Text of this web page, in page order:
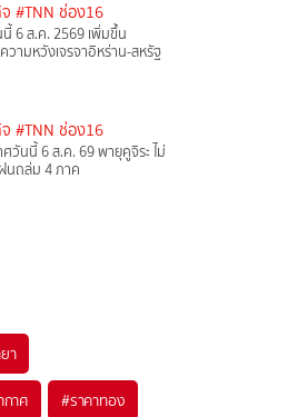
#TNN ช่อง16
6 ส.ค. 2569 เพิ่มขึ้น
วามหวังเจรจาอิหร่าน-สหรัฐ
#TNN ช่อง16
นนี้ 6 ส.ค. 69 พายุคูจิระ ไม่
ฝนถล่ม 4 ภาค
า
าศ #ราคาทอง